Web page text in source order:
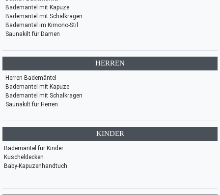
Bademantel mit Kapuze
Bademantel mit Schalkragen
Bademantel im Kimono-Stil
Saunakilt für Damen
HERREN
Herren-Bademäntel
Bademantel mit Kapuze
Bademantel mit Schalkragen
Saunakilt für Herren
KINDER
Bademantel für Kinder
Kuscheldecken
Baby-Kapuzenhandtuch